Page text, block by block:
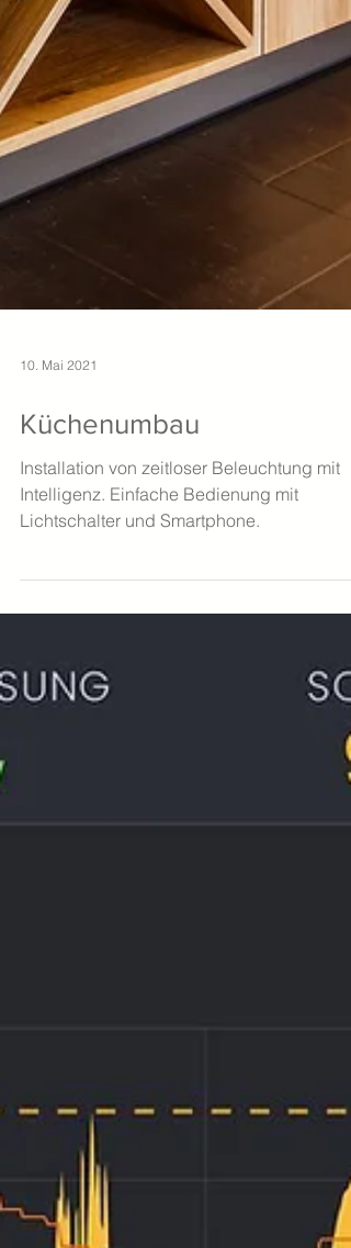
10. Mai 2021
Küchenumbau
Installation von zeitloser Beleuchtung mit